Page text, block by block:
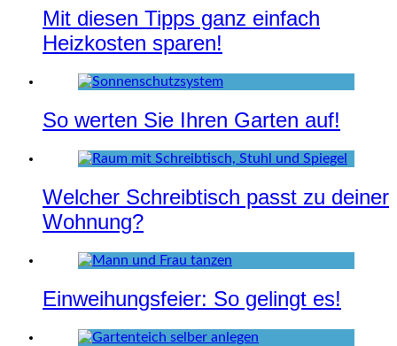
Mit diesen Tipps ganz einfach
Heizkosten sparen!
So werten Sie Ihren Garten auf!
Welcher Schreibtisch passt zu deiner
Wohnung?
Einweihungsfeier: So gelingt es!